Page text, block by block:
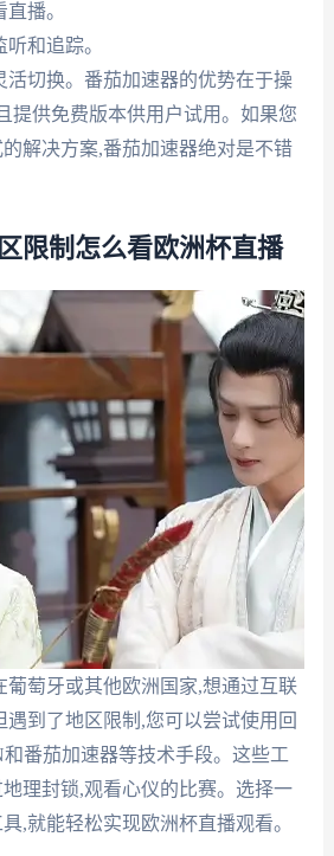
播。
和追踪。
活切换。番茄加速器的优势在于操
提供免费版本供用户试用。如果您
解决方案,番茄加速器绝对是不错
限制怎么看欧洲杯直播
葡萄牙或其他欧洲国家,想通过互联
遇到了地区限制,您可以尝试使用回
番茄加速器等技术手段。这些工
理封锁,观看心仪的比赛。选择一
,就能轻松实现欧洲杯直播观看。